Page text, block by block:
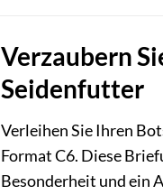
Verzaubern
Seidenfutter
Verleihen Sie Ihren
Format C6. Diese
Besonderheit und ein